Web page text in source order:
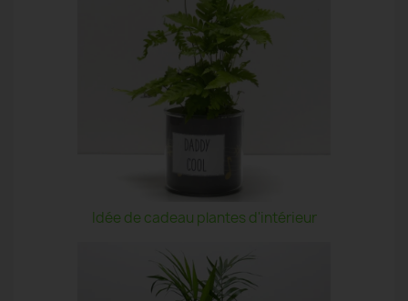
Idée de cadeau plantes d'intérieur